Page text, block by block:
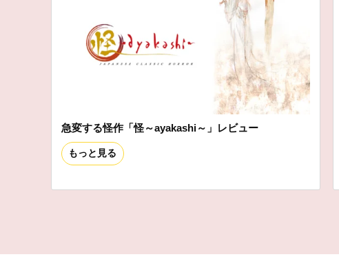
急変する怪作「怪～ayakashi～」レビュー
もっと見る